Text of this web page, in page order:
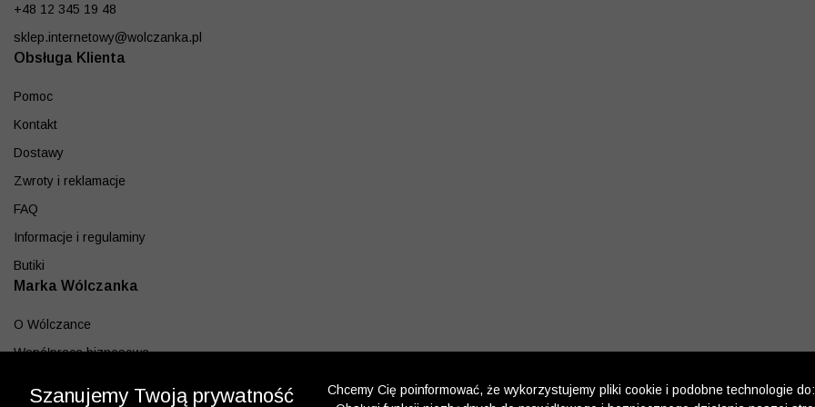
+48 12 345 19 48
sklep.internetowy@wolczanka.pl
Obsługa Klienta
Pomoc
Kontakt
Dostawy
Zwroty i reklamacje
FAQ
Informacje i regulaminy
Butiki
Marka Wólczanka
O Wólczance
Współpraca biznesowa
Szanujemy Twoją prywatność
Chcemy Cię poinformować, że wykorzystujemy pliki cookie i podobne technologie do: